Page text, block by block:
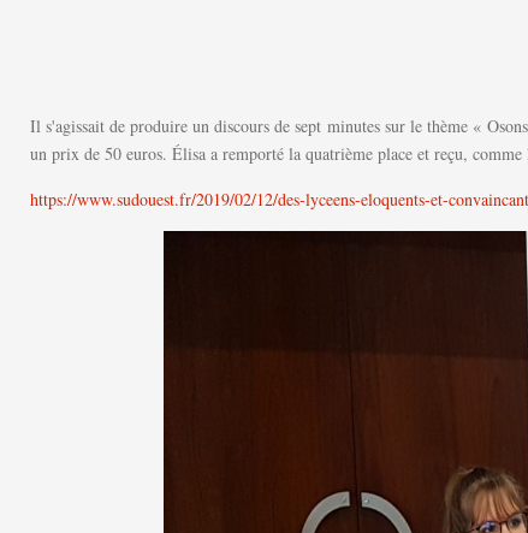
Il s'agissait de produire un discours de sept minutes sur le thème «
un prix de 50 euros. Élisa a remporté la quatrième place et reçu,
https://www.sudouest.fr/2019/02/12/des-lyceens-eloquents-et-